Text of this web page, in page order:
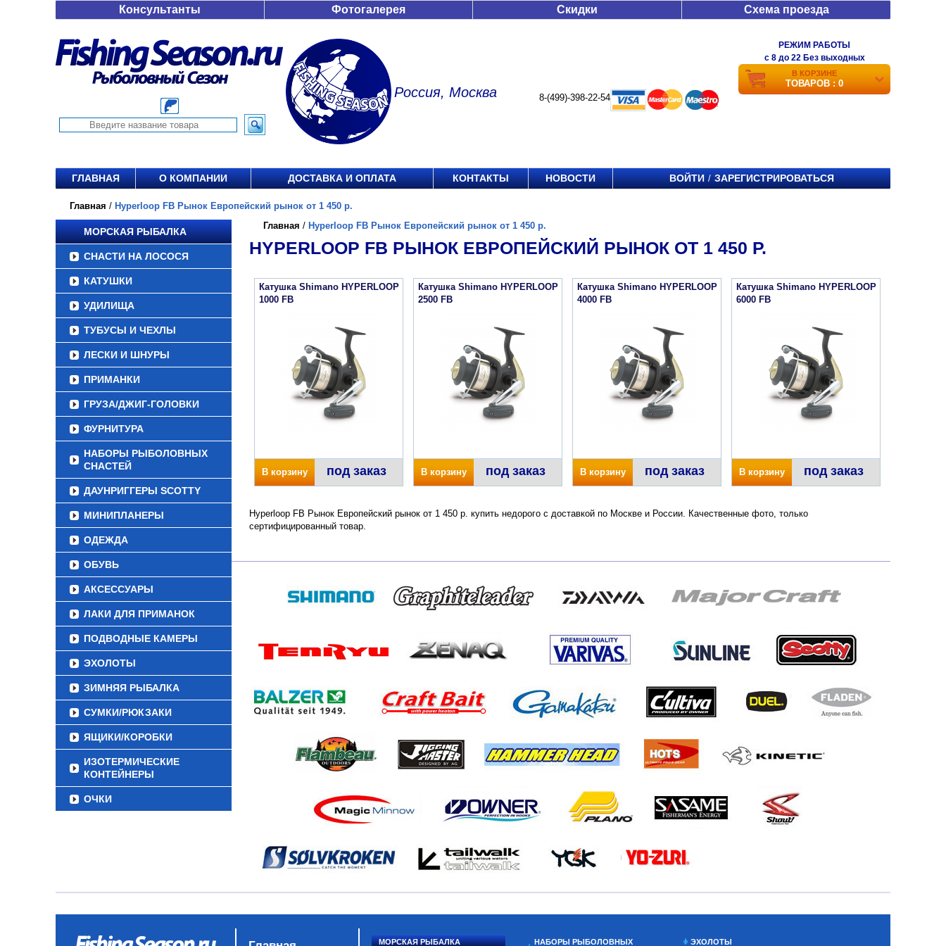
Консультанты Фотогалерея Скидки Схема проезда
Россия, Москва 8-(499)-398-22-54
РЕЖИМ РАБОТЫ
c 8 до 22 Без выходных
В КОРЗИНЕ
ТОВАРОВ : 0
ГЛАВНАЯ О КОМПАНИИ ДОСТАВКА И ОПЛАТА КОНТАКТЫ НОВОСТИ ВОЙТИ / ЗАРЕГИСТРИРОВАТЬСЯ
Главная / Hyperloop FB Рынок Европейский рынок от 1 450 р.
МОРСКАЯ РЫБАЛКА
СНАСТИ НА ЛОСОСЯ
КАТУШКИ
УДИЛИЩА
ТУБУСЫ И ЧЕХЛЫ
ЛЕСКИ И ШНУРЫ
ПРИМАНКИ
ГРУЗА/ДЖИГ-ГОЛОВКИ
ФУРНИТУРА
НАБОРЫ РЫБОЛОВНЫХ
СНАСТЕЙ
ДАУНРИГГЕРЫ SCOTTY
МИНИПЛАНЕРЫ
ОДЕЖДА
ОБУВЬ
АКСЕССУАРЫ
ЛАКИ ДЛЯ ПРИМАНОК
ПОДВОДНЫЕ КАМЕРЫ
ЭХОЛОТЫ
ЗИМНЯЯ РЫБАЛКА
СУМКИ/РЮКЗАКИ
ЯЩИКИ/КОРОБКИ
ИЗОТЕРМИЧЕСКИЕ
КОНТЕЙНЕРЫ
ОЧКИ
Главная / Hyperloop FB Рынок Европейский рынок от 1 450 р.
HYPERLOOP FB РЫНОК ЕВРОПЕЙСКИЙ РЫНОК ОТ 1 450 Р.
Катушка Shimano HYPERLOOP
1000 FB
В корзину под заказ
Катушка Shimano HYPERLOOP
2500 FB
В корзину под заказ
Катушка Shimano HYPERLOOP
4000 FB
В корзину под заказ
Катушка Shimano HYPERLOOP
6000 FB
В корзину под заказ
Hyperloop FB Рынок Европейский рынок от 1 450 р. купить недорого с доставкой по Москве и России. Качественные фото, только
сертифицированный товар.
МОРСКАЯ РЫБАЛКА НАБОРЫ РЫБОЛОВНЫХ ЭХОЛОТЫ